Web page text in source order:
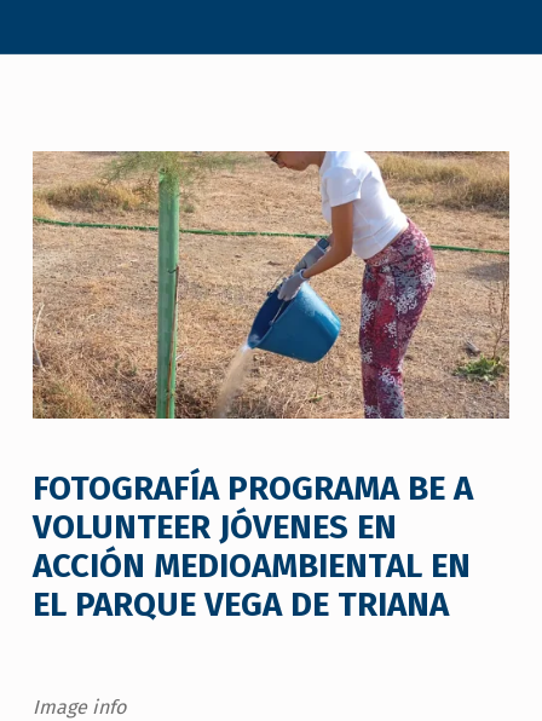
FOTOGRAFÍA PROGRAMA BE A
VOLUNTEER JÓVENES EN
ACCIÓN MEDIOAMBIENTAL EN
EL PARQUE VEGA DE TRIANA
Image info